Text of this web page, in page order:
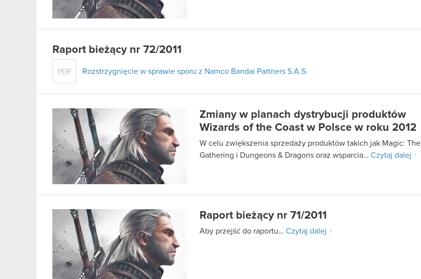
Raport bieżący nr 72/2011
PDF Rozstrzygnięcie w sprawie sporu z Namco Bandai Partners S.A.S.
Zmiany w planach dystrybucji produktów
Wizards of the Coast w Polsce w roku 2012
W celu zwiększenia sprzedaży produktów takich jak Magic: The
Gathering i Dungeons & Dragons oraz wsparcia… Czytaj dalej
Raport bieżący nr 71/2011
Aby przejść do raportu… Czytaj dalej